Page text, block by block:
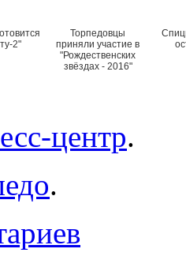
2"
Торпедовцы
приняли участие в
"Рождественских
звёздах - 2016"
центр.
.